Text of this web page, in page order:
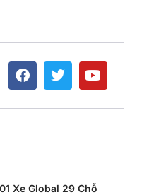
Xe Global 29 Chỗ